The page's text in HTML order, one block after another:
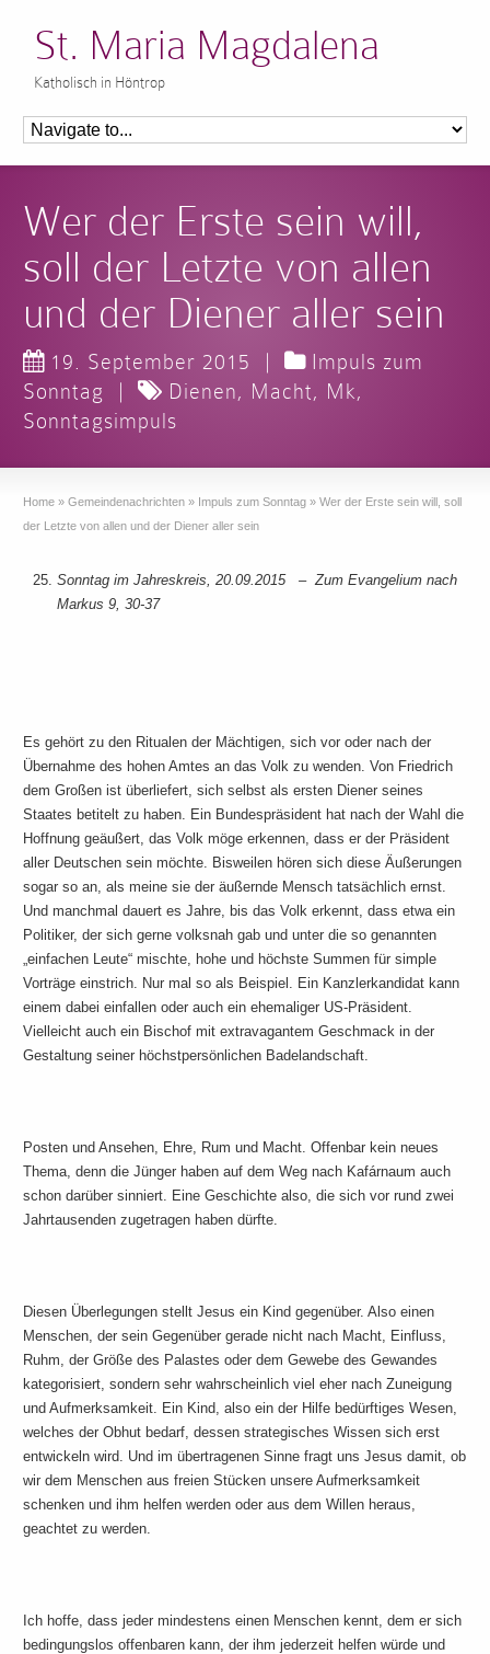
St. Maria Magdalena
Katholisch in Höntrop
Wer der Erste sein will,
soll der Letzte von allen
und der Diener aller sein
19. September 2015 |
Impuls zum
Sonntag
| Dienen, Macht, Mk,
Sonntagsimpuls
Home » Gemeindenachrichten » Impuls zum Sonntag » Wer der Erste sein will, soll
der Letzte von allen und der Diener aller sein
Sonntag im Jahreskreis, 20.09.2015 –Zum Evangelium nach
Markus 9, 30-37
Es gehört zu den Ritualen der Mächtigen, sich vor oder nach der
Übernahme des hohen Amtes an das Volk zu wenden. Von Friedrich
dem Großen ist überliefert, sich selbst als ersten Diener seines
Staates betitelt zu haben. Ein Bundespräsident hat nach der Wahl die
Hoffnung geäußert, das Volk möge erkennen, dass er der Präsident
aller Deutschen sein möchte. Bisweilen hören sich diese Äußerungen
sogar so an, als meine sie der äußernde Mensch tatsächlich ernst.
Und manchmal dauert es Jahre, bis das Volk erkennt, dass etwa ein
Politiker, der sich gerne volksnah gab und unter die so genannten
„einfachen Leute“ mischte, hohe und höchste Summen für simple
Vorträge einstrich. Nur mal so als Beispiel. Ein Kanzlerkandidat kann
einem dabei einfallen oder auch ein ehemaliger US-Präsident.
Vielleicht auch ein Bischof mit extravagantem Geschmack in der
Gestaltung seiner höchstpersönlichen Badelandschaft.
Posten und Ansehen, Ehre, Rum und Macht. Offenbar kein neues
Thema, denn die Jünger haben auf dem Weg nach Kafárnaum auch
schon darüber sinniert. Eine Geschichte also, die sich vor rund zwei
Jahrtausenden zugetragen haben dürfte.
Diesen Überlegungen stellt Jesus ein Kind gegenüber. Also einen
Menschen, der sein Gegenüber gerade nicht nach Macht, Einfluss,
Ruhm, der Größe des Palastes oder dem Gewebe des Gewandes
kategorisiert, sondern sehr wahrscheinlich viel eher nach Zuneigung
und Aufmerksamkeit. Ein Kind, also ein der Hilfe bedürftiges Wesen,
welches der Obhut bedarf, dessen strategisches Wissen sich erst
entwickeln wird. Und im übertragenen Sinne fragt uns Jesus damit, ob
wir dem Menschen aus freien Stücken unsere Aufmerksamkeit
schenken und ihm helfen werden oder aus dem Willen heraus,
geachtet zu werden.
Ich hoffe, dass jeder mindestens einen Menschen kennt, dem er sich
bedingungslos offenbaren kann, der ihm jederzeit helfen würde und